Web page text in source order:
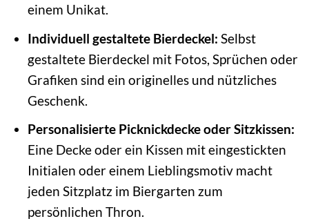
einem Unikat.
Individuell gestaltete Bierdeckel: Selbst
gestaltete Bierdeckel mit Fotos, Sprüchen oder
Grafiken sind ein originelles und nützliches
Geschenk.
Personalisierte Picknickdecke oder Sitzkissen:
Eine Decke oder ein Kissen mit eingestickten
Initialen oder einem Lieblingsmotiv macht
jeden Sitzplatz im Biergarten zum
persönlichen Thron.